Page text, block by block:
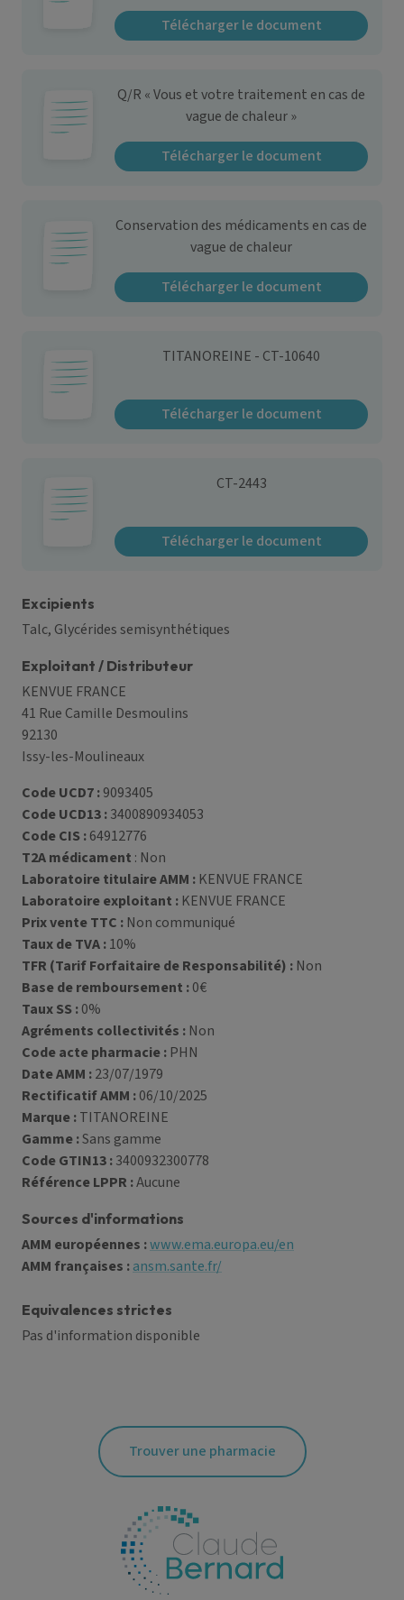
Télécharger le document
Q/R « Vous et votre traitement en cas de
vague de chaleur »
Télécharger le document
Conservation des médicaments en cas de
vague de chaleur
Télécharger le document
TITANOREINE - CT-10640
Télécharger le document
CT-2443
Télécharger le document
Excipients
Talc, Glycérides semisynthétiques
Exploitant / Distributeur
KENVUE FRANCE
41 Rue Camille Desmoulins
92130
Issy-les-Moulineaux
Code UCD7 :9093405
Code UCD13 :3400890934053
Code CIS :64912776
T2A médicament : Non
Laboratoire titulaire AMM : KENVUE FRANCE
Laboratoire exploitant : KENVUE FRANCE
Prix vente TTC : Non communiqué
Taux de TVA :10%
TFR (Tarif Forfaitaire de Responsabilité) : Non
Base de remboursement :0€
Taux SS :0%
Agréments collectivités : Non
Code acte pharmacie : PHN
Date AMM :23/07/1979
Rectificatif AMM :06/10/2025
Marque :TITANOREINE
Gamme :Sans gamme
Code GTIN13 :3400932300778
Référence LPPR :Aucune
Sources d'informations
AMM européennes :www.ema.europa.eu/en
AMM françaises :ansm.sante.fr/
Equivalences strictes
Pas d'information disponible
Trouver une pharmacie